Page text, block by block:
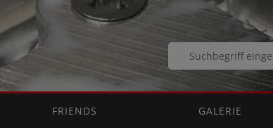
FRIENDS GALERIE